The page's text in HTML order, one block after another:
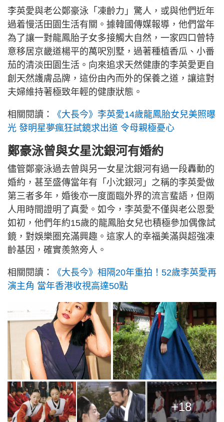
李英愛與老公鄭豪泳「凍齡力」驚人，或與他們近年
過着慢活田園生活有關。據韓國傳媒報導，他們當年
為了讓一對龍鳳胎子女多接觸大自然，一家四口曾特
意移居京畿道楊平的萬呎別墅，過著種植香瓜、小番
茄的清淡田園生活。向來追求天然健康的李英愛更自
創天然護膚品牌，這份由內而外的保養之道，讓這對
夫婦維持著極致年輕的健康狀態。
相關閱讀：
《大長今》李英愛14歲龍鳳胎女兒美照曝
光 發明星夢瘋狂試鏡求出道 令母親極憂心
鄭豪泳曾與女星沈銀河有婚約
儘管鄭豪泳過去曾與另一女星沈銀河有過一段轟動的
婚約，甚至盛傳當年有「小沈銀河」之稱的李英愛做
第三者多年，婚後亦一度面臨外界的流言蜚語，但兩
人用時間證明了真愛。如今，李英愛不僅與老公恩愛
如初，他們年約15歲的龍鳳胎女兒也積極參加偶像試
鏡，對娛樂圈充滿興趣。這家人的幸福美滿與超強凍
齡基因，確實羨煞旁人。
相關閱讀：
《大長今》相隔20年重拍！52歲李英愛再
演主角 當年香港收視高達50點
+18